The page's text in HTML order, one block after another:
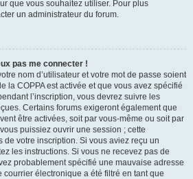
que vous souhaitez utiliser. Pour plus
un administrateur du forum.
pas me connecter !
nom d’utilisateur et votre mot de passe soient
la COPPA est activée et que vous avez spécifié
l’inscription, vous devrez suivre les
Certains forums exigeront également que
être activées, soit par vous-même ou soit par
puissiez ouvrir une session ; cette
de votre inscription. Si vous aviez reçu un
les instructions. Si vous ne recevez pas de
probablement spécifié une mauvaise adresse
électronique a été filtré en tant que